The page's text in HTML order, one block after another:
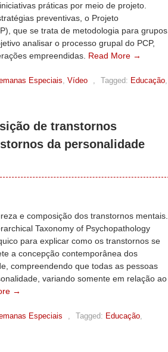
práticas por meio de projeto.
preventivas, o Projeto
que se trata de metodologia para grupos
analisar o processo grupal do PCP,
empreendidas. Read More →
Especiais, Vídeo , Tagged: Educação,
de transtornos
da personalidade
e composição dos transtornos mentais.
Taxonomy of Psychopathology
para explicar como os transtornos se
a concepção contemporânea dos
compreendendo que todas as pessoas
variando somente em relação ao
→
Especiais , Tagged: Educação,